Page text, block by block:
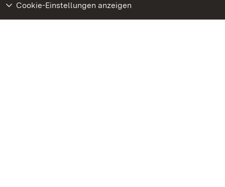
Cookie-Einstellungen anzeigen
Weiteres